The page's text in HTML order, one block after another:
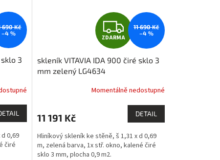
690 Kč
–4 %
3
0,69
čiré
Z
D
A
R
M
A
ZDARMA
11 690 Kč
–4 %
skleník VITAVIA IDA 900 čiré sklo 3
mm zelený LG4634
Momentálně nedostupné
11 191 Kč DETAIL
Hliníkový skleník ke stěně, š 1,31 x d 0,69
m, zelená barva, 1x stř. okno, kalené čiré
sklo 3 mm, plocha 0,9 m2.